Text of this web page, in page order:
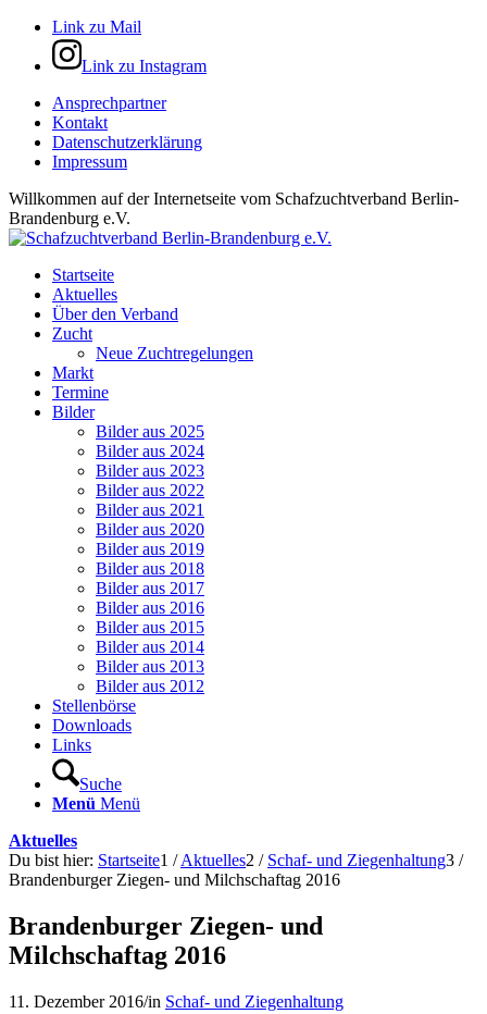
Link zu Mail
Link zu Instagram
Ansprechpartner
Kontakt
Datenschutzerklärung
Impressum
Willkommen auf der Internetseite vom Schafzuchtverband Berlin-
Brandenburg e.V.
Startseite
Aktuelles
Über den Verband
Zucht
Neue Zuchtregelungen
Markt
Termine
Bilder
Bilder aus 2025
Bilder aus 2024
Bilder aus 2023
Bilder aus 2022
Bilder aus 2021
Bilder aus 2020
Bilder aus 2019
Bilder aus 2018
Bilder aus 2017
Bilder aus 2016
Bilder aus 2015
Bilder aus 2014
Bilder aus 2013
Bilder aus 2012
Stellenbörse
Downloads
Links
Suche
Menü Menü
Aktuelles
Du bist hier: Startseite1 / Aktuelles2 / Schaf- und Ziegenhaltung3 /
Brandenburger Ziegen- und Milchschaftag 2016
Brandenburger Ziegen- und
Milchschaftag 2016
11. Dezember 2016/in Schaf- und Ziegenhaltung